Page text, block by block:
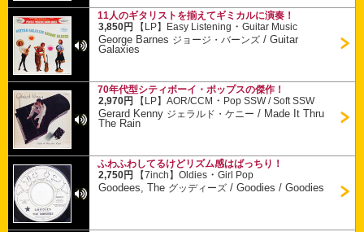
11人のギタリストを揃えてギミカルに演奏！
3,850円
【LP】 Easy Listening ・Guitar Music
George Barnes ジョージ・バーンズ /Guitar
Galaxies
70年代型シティボーイ・ポップスの傑作！
2,970円
【LP】AOR/CCM ・ Pop SSW / Soft SSW
Gerard Kenny ジェラルド・ケニー / Made It Thru
The Rain
ふわふわしてるけどリズム感はばっちり！
2,750円
【7inch】Oldies ・Girl Pop
Goodees, The グッディーズ /Goodies / Goodies